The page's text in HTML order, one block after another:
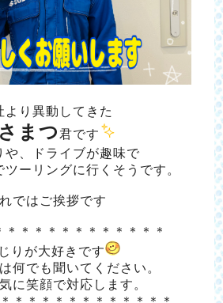
より異動してきた
まつ君です
や、ドライブが趣味で
ーリングに行くそうです。
ではご挨拶です
＊＊＊＊＊＊＊＊＊＊＊＊
りが大好きです
何でも聞いてください。
に笑顔で対応します。